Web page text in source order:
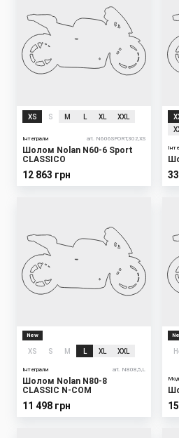
XS S M XL XXL
Інтеграли art. N606SPORT,302,XS
Шолом Nolan N60-6 Sport
CLASSICO
12 863 грн
New
XS S M XL XXL
Інтеграли art. N808,5,L
Шолом Nolan N80-8
CLASSIC N-COM
11 498 грн